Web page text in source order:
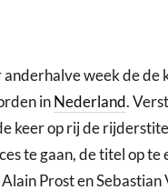
week de de
inNederland.
keer op rij de
te gaan, de titel op
Prost en